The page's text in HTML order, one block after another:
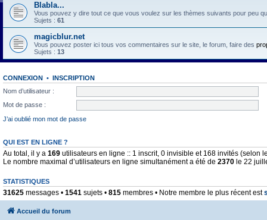
Blabla...
Vous pouvez y dire tout ce que vous voulez sur les thèmes suivants pour peu
Sujets : 61
magicblur.net
Vous pouvez poster ici tous vos commentaires sur le site, le forum, faire des
Sujets : 13
CONNEXION • INSCRIPTION
Nom d’utilisateur :
Mot de passe :
J’ai oublié mon mot de passe
QUI EST EN LIGNE ?
Au total, il y a 169 utilisateurs en ligne :: 1 inscrit, 0 invisible et 168 invités (selon
Le nombre maximal d’utilisateurs en ligne simultanément a été de 2370 le 22
STATISTIQUES
31625 messages • 1541 sujets • 815 membres • Notre membre le plus récent est
Accueil du forum